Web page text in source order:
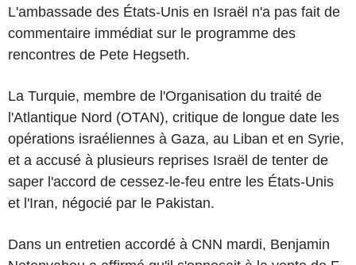
L'ambassade des États-Unis en Israël n'a pas fait de
commentaire immédiat sur le programme des
rencontres de Pete Hegseth.
La Turquie, membre de l'Organisation du traité de
l'Atlantique Nord (OTAN), critique de longue date les
opérations israéliennes à Gaza, au Liban et en Syrie,
et a accusé à plusieurs reprises Israël de tenter de
saper l'accord de cessez-le-feu entre les États-Unis
et l'Iran, négocié par le Pakistan.
Dans un entretien accordé à CNN mardi, Benjamin